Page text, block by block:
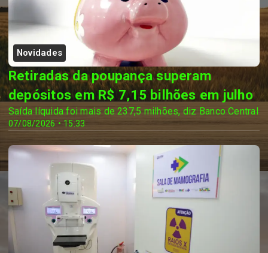
Novidades
07/08/2026 • 15:33
Retiradas da poupança superam
depósitos em R$ 7,15 bilhões em julho
Saída líquida foi mais de 237,5 milhões, diz Banco Central